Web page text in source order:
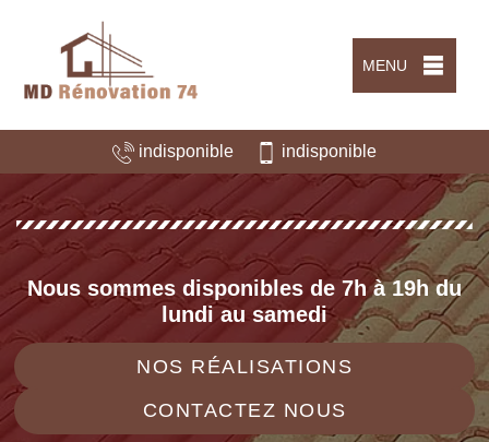
MENU
indisponible indisponible
Nous sommes disponibles de 7h à 19h du
lundi au samedi
NOS RÉALISATIONS
CONTACTEZ NOUS